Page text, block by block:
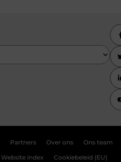
Partners Over ons Ons team
Website index Cookiebeleid (EU)